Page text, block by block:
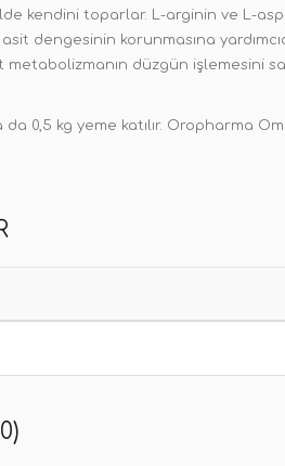
kendini toparlar. L-arginin ve L-
korunmasına
düzgün işlemesini
0,5 kg yeme katılır. Oropharma